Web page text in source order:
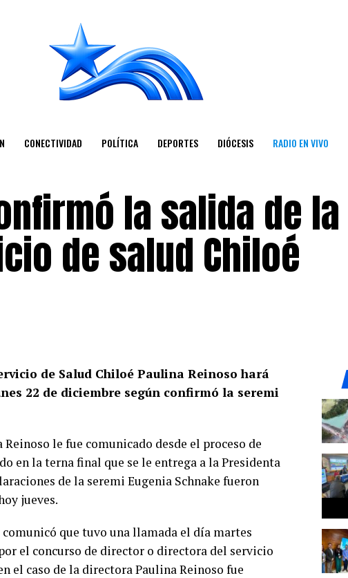
CONECTIVIDAD POLÍTICA DEPORTES DIÓCESIS RADIO EN VIVO
la salida de la
de salud Chiloé
de Salud Chiloé Paulina Reinoso hará
22 de diciembre según confirmó la seremi
le fue comunicado desde el proceso de
en la terna final que se le entrega a la Presidenta
de la seremi Eugenia Schnake fueron
jueves.
que tuvo una llamada el día martes
el concurso de director o directora del servicio
el caso de la directora Paulina Reinoso fue